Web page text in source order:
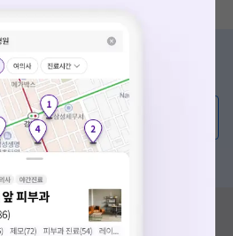
금한 점이 있나요?
직접 답해드려요!
스에 다양한 게시글 보러가기
있나요?